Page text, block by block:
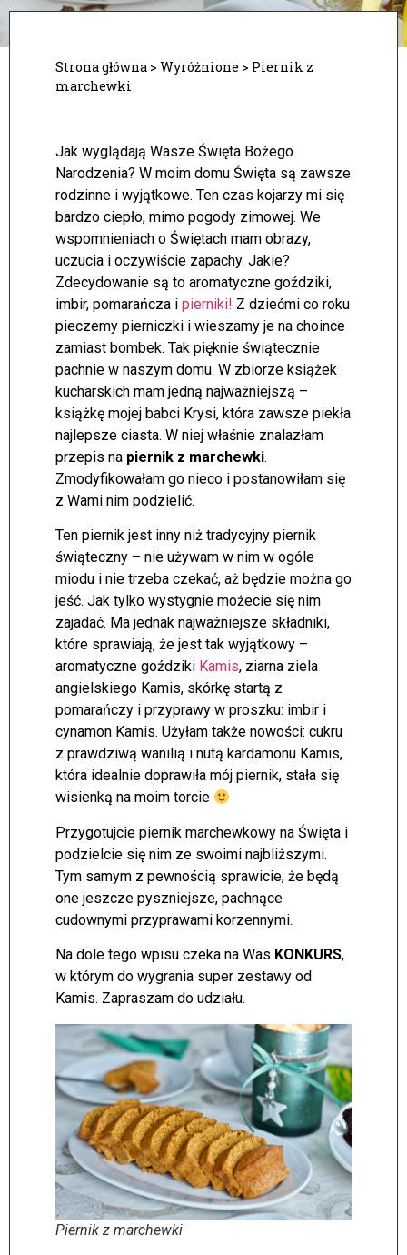
Strona główna > Wyróżnione > Piernik z
marchewki
Jak wyglądają Wasze Święta Bożego
Narodzenia? W moim domu Święta są zawsze
rodzinne i wyjątkowe. Ten czas kojarzy mi się
bardzo ciepło, mimo pogody zimowej. We
wspomnieniach o Świętach mam obrazy,
uczucia i oczywiście zapachy. Jakie?
Zdecydowanie są to aromatyczne goździki,
imbir, pomarańcza i pierniki! Z dziećmi co roku
pieczemy pierniczki i wieszamy je na choince
zamiast bombek. Tak pięknie świątecznie
pachnie w naszym domu. W zbiorze książek
kucharskich mam jedną najważniejszą –
książkę mojej babci Krysi, która zawsze piekła
najlepsze ciasta. W niej właśnie znalazłam
przepis na piernik z marchewki.
Zmodyfikowałam go nieco i postanowiłam się
z Wami nim podzielić.
Ten piernik jest inny niż tradycyjny piernik
świąteczny – nie używam w nim w ogóle
miodu i nie trzeba czekać, aż będzie można go
jeść. Jak tylko wystygnie możecie się nim
zajadać. Ma jednak najważniejsze składniki,
które sprawiają, że jest tak wyjątkowy –
aromatyczne goździki Kamis, ziarna ziela
angielskiego Kamis, skórkę startą z
pomarańczy i przyprawy w proszku: imbir i
cynamon Kamis. Użyłam także nowości: cukru
z prawdziwą wanilią i nutą kardamonu Kamis,
która idealnie doprawiła mój piernik, stała się
wisienką na moim torcie
Przygotujcie piernik marchewkowy na Święta i
podzielcie się nim ze swoimi najbliższymi.
Tym samym z pewnością sprawicie, że będą
one jeszcze pyszniejsze, pachnące
cudownymi przyprawami korzennymi.
Na dole tego wpisu czeka na Was KONKURS,
w którym do wygrania super zestawy od
Kamis. Zapraszam do udziału.
Piernik z marchewki